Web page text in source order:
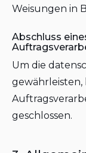
Weisungen in
Abschluss
Um die
gewährleisten,
geschlossen.